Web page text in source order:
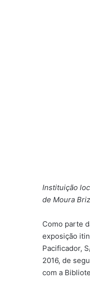
Instituição
de Moura
Como parte
exposição
Pacificador,
2016, de
com a